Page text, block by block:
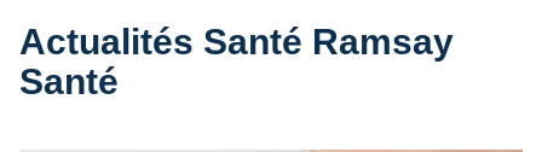
Mais certains chiffres comptent aussi
En savoir plus
Actualités Santé Ramsay
Santé